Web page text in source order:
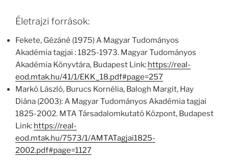
Életrajzi források:
Fekete, Gézáné (1975) A Magyar Tudományos
Akadémia tagjai : 1825-1973. Magyar Tudományos
Akadémia Könyvtára, Budapest Link: https://real-
eod.mtak.hu/41/1/EKK_18.pdf#page=257
Markó László, Burucs Kornélia, Balogh Margit, Hay
Diána (2003): A Magyar Tudományos Akadémia tagjai
1825-2002. MTA Társadalomkutató Központ, Budapest
Link: https://real-
eod.mtak.hu/7573/1/AMTATagjai1825-
2002.pdf#page=1127